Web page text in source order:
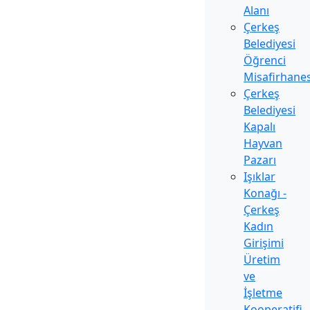
Alanı
Çerkeş
Belediyesi
Öğrenci
Çerkeş
Belediyesi
Kapalı
Hayvan
Pazarı
Işıklar
Konağı -
Çerkeş
Kadın
Girişimi
Üretim
ve
İşletme